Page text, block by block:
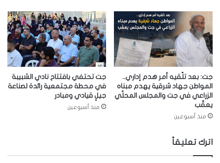
جت: بعد تلّقيه أمر هدم إداري..
المواطن جهاد شرقية يهدم مبناه
الزراعي في جت والمجلس المحلّي
يعقّب
منذ أسبوعين
جت تحتفي بافتتاح نادي الشبيبة
في محطة مجتمعية رائدة لصناعة
جيلٍ قيادي ومبادر
منذ أسبوعين
اترك تعليقاً